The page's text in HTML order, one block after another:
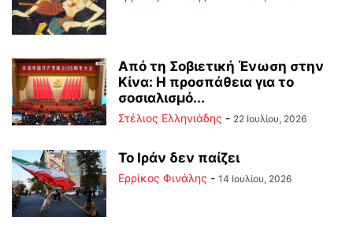
Από τη Σοβιετική Ένωση στην
Κίνα: Η προσπάθεια για το
σοσιαλισμό...
Στέλιος Ελληνιάδης - 22 Ιουλίου, 2026
Το Ιράν δεν παίζει
Ερρίκος Φινάλης - 14 Ιουλίου, 2026